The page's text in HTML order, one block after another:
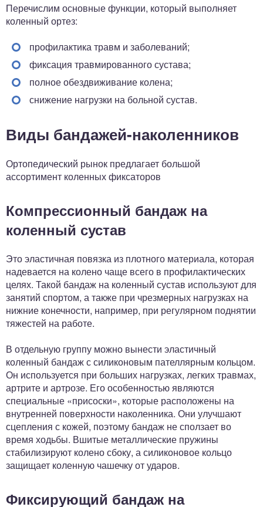
Перечислим основные функции, который выполняет
коленный ортез:
профилактика травм и заболеваний;
фиксация травмированного сустава;
полное обездвиживание колена;
снижение нагрузки на больной сустав.
Виды бандажей-наколенников
Ортопедический рынок предлагает большой
ассортимент коленных фиксаторов
Компрессионный бандаж на
коленный сустав
Это эластичная повязка из плотного материала, которая
надевается на колено чаще всего в профилактических
целях. Такой бандаж на коленный сустав используют для
занятий спортом, а также при чрезмерных нагрузках на
нижние конечности, например, при регулярном поднятии
тяжестей на работе.
В отдельную группу можно вынести эластичный
коленный бандаж с силиконовым пателлярным кольцом.
Он используется при больших нагрузках, легких травмах,
артрите и артрозе. Его особенностью являются
специальные «присоски», которые расположены на
внутренней поверхности наколенника. Они улучшают
сцепления с кожей, поэтому бандаж не сползает во
время ходьбы. Вшитые металлические пружины
стабилизируют колено сбоку, а силиконовое кольцо
защищает коленную чашечку от ударов.
Фиксирующий бандаж на